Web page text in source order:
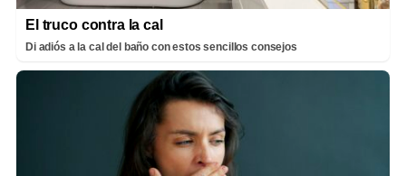
El truco contra la cal
Di adiós a la cal del baño con estos sencillos consejos